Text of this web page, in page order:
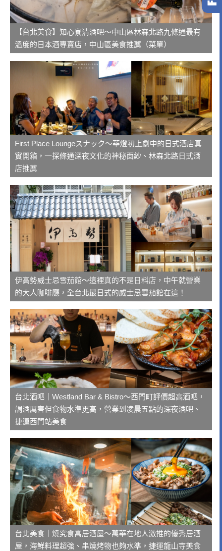
【台北美食】知心寮清酒吧～中山區林森北路九條通最有
溫度的日本酒專賣店，中山區美食推薦（菜單）
First Place Loungeスナック～華燈初上劇中的日式酒店真
實開箱，一探條通深夜文化的神秘面紗、林森北路日式酒
店推薦
伊高勢威士忌雪茄館～這裡真的不是日料店，中午就營業
的大人咖啡廳，全台北最日式的威士忌雪茄館在這！
台北酒吧｜Westland Bar & Bistro～西門町評價超高酒吧，
調酒厲害但食物水準更高，營業到凌晨五點的深夜酒吧、
捷運西門站美食
台北美食｜燒究食寓居酒屋～萬華在地人激推的優秀居酒
屋，海鮮料理超強、串燒烤物也夠水準，捷運龍山寺美食